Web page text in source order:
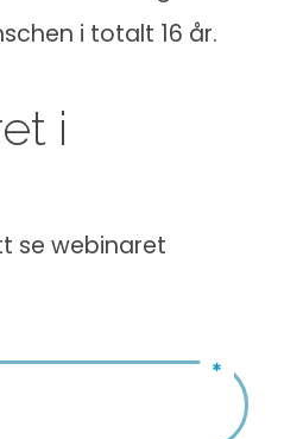
i totalt 16 år.
i
se webinaret
*